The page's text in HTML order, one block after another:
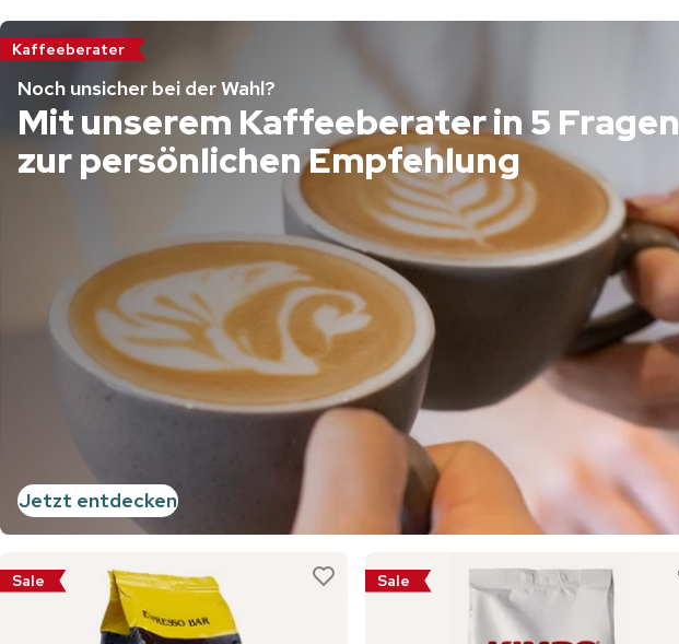
Kaffeeberater
Noch unsicher bei der Wahl?
Mit unserem Kaffeeberater in 5 Fragen
zur persönlichen Empfehlung
Jetzt entdecken
Sale Sale